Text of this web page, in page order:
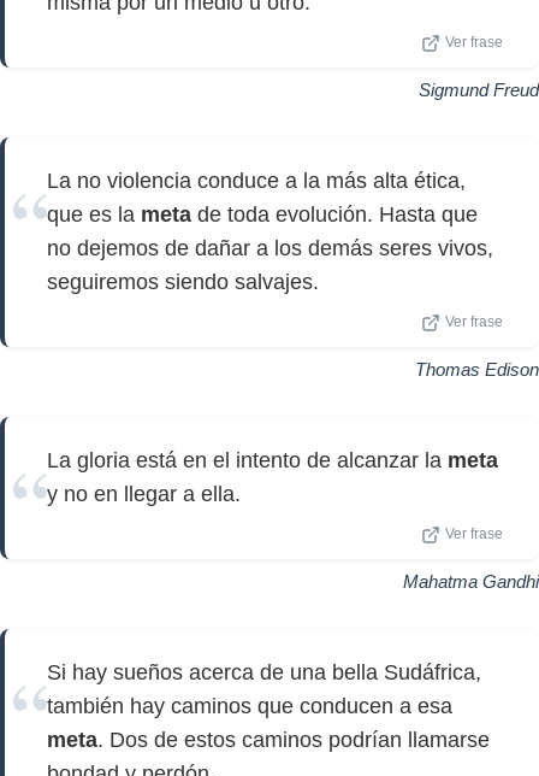
Ver frase
Sigmund Freud
La no violencia conduce a la más alta ética,
que es la meta de toda evolución. Hasta que
no dejemos de dañar a los demás seres vivos,
seguiremos siendo salvajes.
Ver frase
Thomas Edison
La gloria está en el intento de alcanzar la meta
y no en llegar a ella.
Ver frase
Mahatma Gandhi
Si hay sueños acerca de una bella Sudáfrica,
también hay caminos que conducen a esa
meta. Dos de estos caminos podrían llamarse